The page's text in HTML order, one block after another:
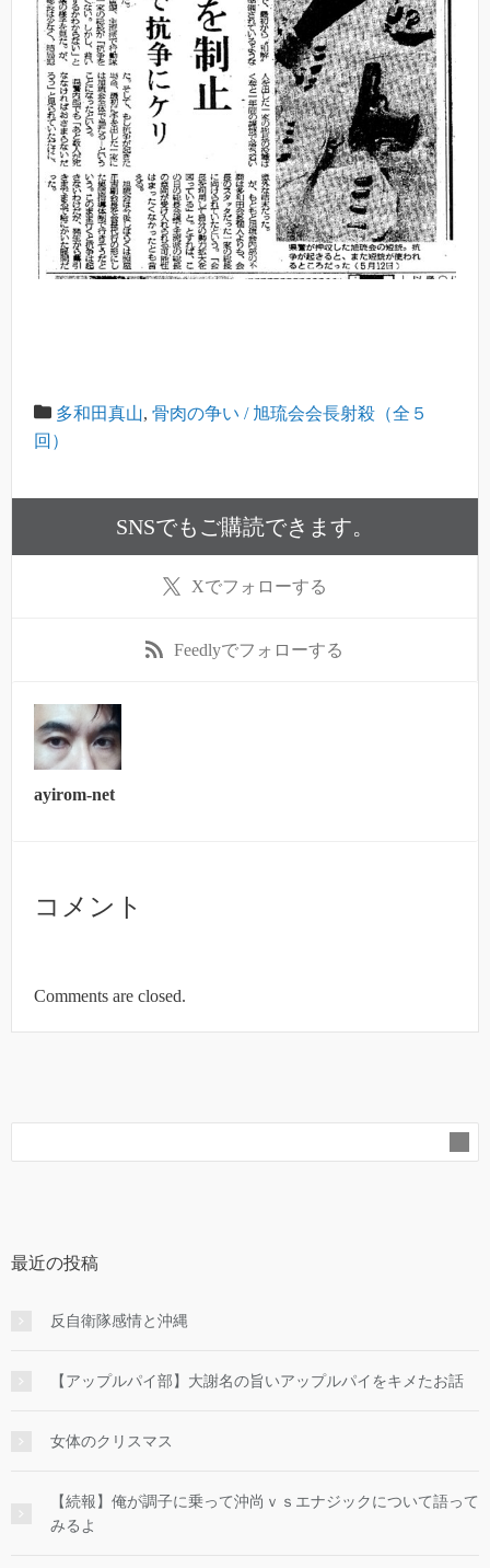
多和田真山, 骨肉の争い / 旭琉会会長射殺（全５
回）
SNSでもご購読できます。
Xでフォローする
Feedlyでフォローする
ayirom-net
コメント
Comments are closed.
最近の投稿
反自衛隊感情と沖縄
【アップルパイ部】大謝名の旨いアップルパイをキメたお話
女体のクリスマス
【続報】俺が調子に乗って沖尚ｖｓエナジックについて語って
みるよ